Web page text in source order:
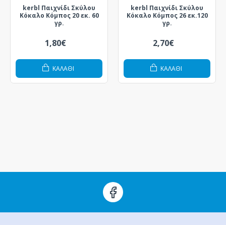
kerbl Παιχνίδι Σκύλου
Κόκαλο Κόμπος 20 εκ. 60
γρ.
1,80€
ΚΑΛΆΘΙ
kerbl Παιχνίδι Σκύλου
Κόκαλο Κόμπος 26 εκ.120
γρ.
2,70€
ΚΑΛΆΘΙ